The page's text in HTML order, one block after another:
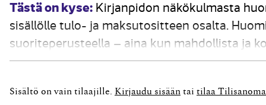
Tästä on kyse: Kirjanpidon näkökulmasta
sisällölle tulo- ja maksutositteen osalta.
suoriteperusteella – aina kun mahdollista ja
täsmäyttäminen sekä tietysti kirjaaminen.
Sisältö on vain tilaajille. Kirjaudu sisään tai tilaa